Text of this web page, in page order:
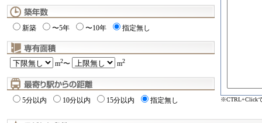
新築 〜5年 〜10年 指定無し
m2〜 m2
5分以内 10分以内 15分以内 指定無し ※CTRL+Click